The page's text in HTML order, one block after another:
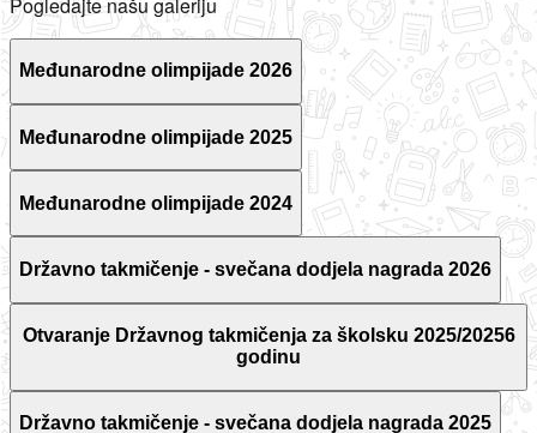
Međunarodne olimpijade 2026
Međunarodne olimpijade 2025
Međunarodne olimpijade 2024
Državno takmičenje - svečana dodjela nagrada 2026
Otvaranje Državnog takmičenja za školsku 2025/20256
godinu
Državno takmičenje - svečana dodjela nagrada 2025